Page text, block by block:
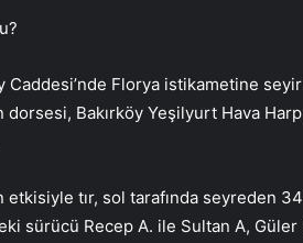
Caddesi’nde Florya istikametine
dorsesi, Bakırköy Yeşilyurt Hava
etkisiyle tır, sol tarafında seyreden
sürücü Recep A. ile Sultan A, Güler